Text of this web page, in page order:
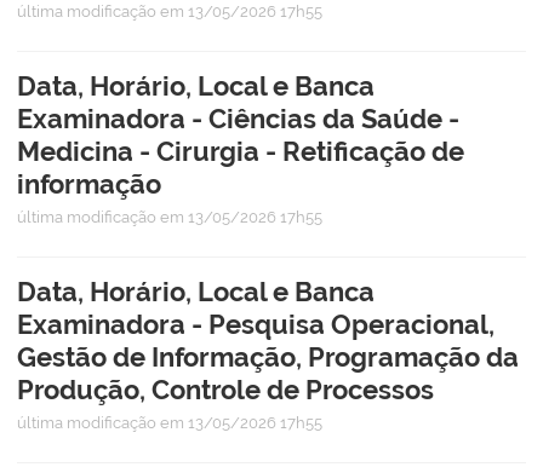
última modificação em 13/05/2026 17h55
Data, Horário, Local e Banca
Examinadora - Ciências da Saúde -
Medicina - Cirurgia - Retificação de
informação
última modificação em 13/05/2026 17h55
Data, Horário, Local e Banca
Examinadora - Pesquisa Operacional,
Gestão de Informação, Programação da
Produção, Controle de Processos
última modificação em 13/05/2026 17h55